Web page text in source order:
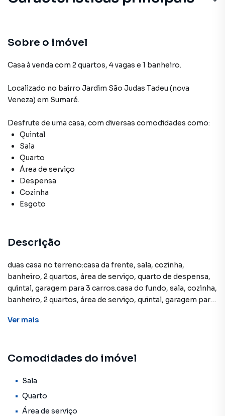
Sobre o imóvel
Casa à venda com 2 quartos, 4 vagas e 1 banheiro.
Localizado no bairro Jardim São Judas Tadeu (nova
Veneza) em Sumaré.
Desfrute de uma casa, com diversas comodidades como:
Quintal
Sala
Quarto
Área de serviço
Despensa
Cozinha
Esgoto
Descrição
duas casa no terreno:casa da frente, sala, cozinha,
banheiro, 2 quartos, área de serviço, quarto de despensa,
quintal, garagem para 3 carros.casa do fundo, sala, cozinha,
banheiro, 2 quartos, área de serviço, quintal, garagem para
rodovia anhanguera, bandeirantes, dom pedro.
Ver mais
Comodidades do imóvel
Sala
Quarto
Área de serviço